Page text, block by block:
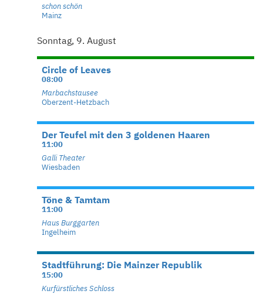
schon schön
Mainz
Sonntag, 9. August
Circle of Leaves
08:00
Marbachstausee
Oberzent-Hetzbach
Der Teufel mit den 3 goldenen Haaren
11:00
Galli Theater
Wiesbaden
Töne & Tamtam
11:00
Haus Burggarten
Ingelheim
Stadtführung: Die Mainzer Republik
15:00
Kurfürstliches Schloss